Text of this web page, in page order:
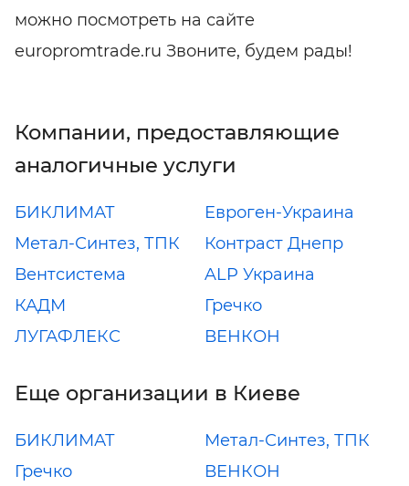
можно посмотреть на сайте
europromtrade.ru Звоните, будем рады!
Компании, предоставляющие
аналогичные услуги
БИКЛИМАТ
Евроген-Украина
Метал-Синтез, ТПК
Контраст Днепр
Вентсистема
ALP Украина
КАДМ
Гречко
ЛУГАФЛЕКС
ВЕНКОН
Еще организации в Киеве
БИКЛИМАТ
Метал-Синтез, ТПК
Гречко
ВЕНКОН